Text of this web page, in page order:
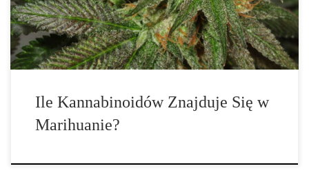
tak zwany układ endokannabinoidowy (ECS). Receptory […]
Ile Kannabinoidów Znajduje Się w
Marihuanie?